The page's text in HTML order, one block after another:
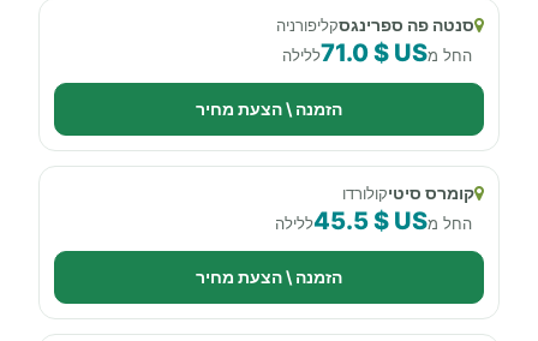
סנטה פה ספרינגסקליפורניה
החל מ71.0 $ USללילה
הזמנה \ הצעת מחיר
קומרס סיטיקולורדו
החל מ45.5 $ USללילה
הזמנה \ הצעת מחיר